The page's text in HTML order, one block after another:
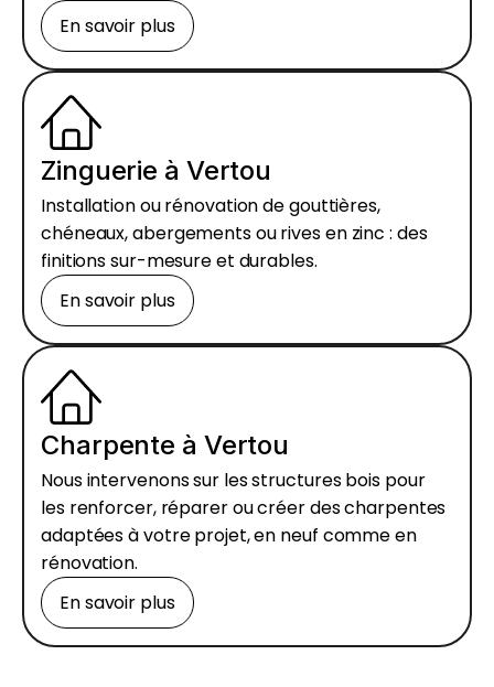
En savoir plus
Zinguerie à Vertou
Installation ou rénovation de gouttières,
chéneaux, abergements ou rives en zinc : des
finitions sur-mesure et durables.
En savoir plus
Charpente à Vertou
Nous intervenons sur les structures bois pour
les renforcer, réparer ou créer des charpentes
adaptées à votre projet, en neuf comme en
rénovation.
En savoir plus